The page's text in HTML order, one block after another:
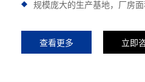
规模庞大的生产基地，厂房
查看更多 立即